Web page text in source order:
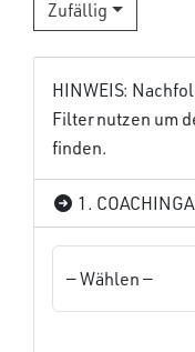
Zufällig
HINWEIS:
Filter nutzen um
finden.
1.